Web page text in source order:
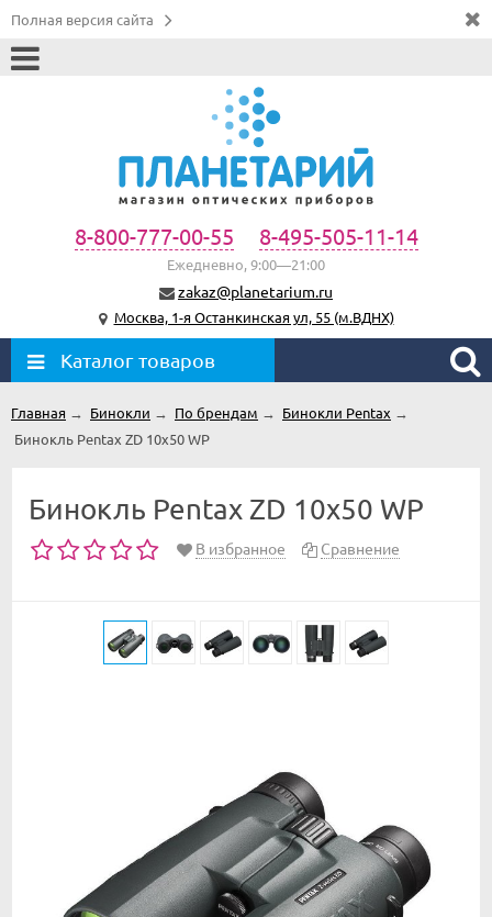
Полная версия сайта
8-800-777-00-55 8-495-505-11-14
Ежедневно, 9:00—21:00
zakaz@planetarium.ru
Москва, 1-я Останкинская ул, 55 (м.ВДНХ)
Каталог товаров
Главная → Бинокли → По брендам → Бинокли Pentax →
Бинокль Pentax ZD 10x50 WP
Бинокль Pentax ZD 10x50 WP
В избранное Сравнение